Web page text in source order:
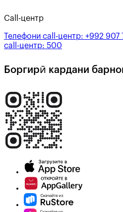
Call-центр
Телефони call-центр: +992 907
call-центр: 500
Боргирӣ кардани